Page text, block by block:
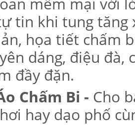
tin khi tung tăng
họa tiết chấm
dáng, điệu
đầy đặn.
Chấm Bi - Cho
hay dạo phố